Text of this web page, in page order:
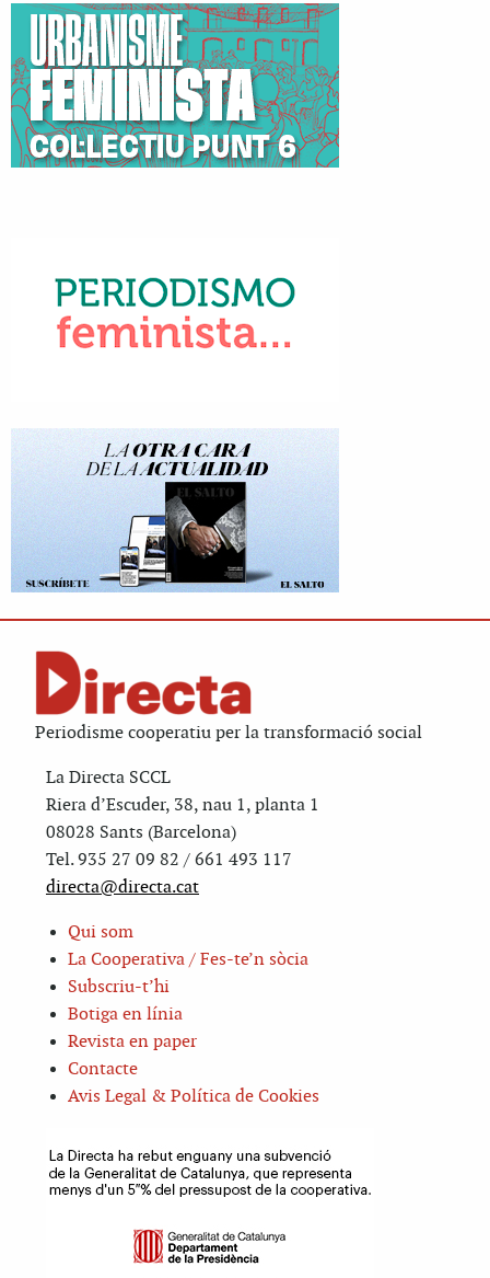
Periodisme cooperatiu per la transformació social
La Directa SCCL
Riera d’Escuder, 38, nau 1, planta 1
08028 Sants (Barcelona)
Tel. 935 27 09 82 / 661 493 117
directa@directa.cat
Qui som
La Cooperativa / Fes-te’n sòcia
Subscriu-t’hi
Botiga en línia
Revista en paper
Contacte
Avis Legal & Política de Cookies